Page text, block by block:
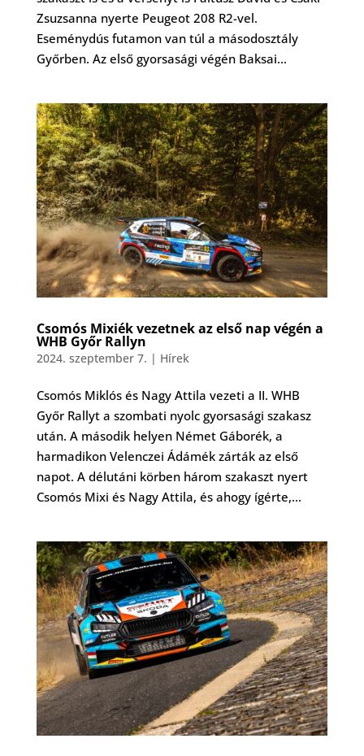
Zsuzsanna nyerte Peugeot 208 R2-vel.
Eseménydús futamon van túl a másodosztály
Győrben. Az első gyorsasági végén Baksai...
Csomós Mixiék vezetnek az első nap végén a
WHB Győr Rallyn
2024. szeptember 7. | Hírek
Csomós Miklós és Nagy Attila vezeti a II. WHB
Győr Rallyt a szombati nyolc gyorsasági szakasz
után. A második helyen Német Gáborék, a
harmadikon Velenczei Ádámék zárták az első
napot. A délutáni körben három szakaszt nyert
Csomós Mixi és Nagy Attila, és ahogy ígérte,...